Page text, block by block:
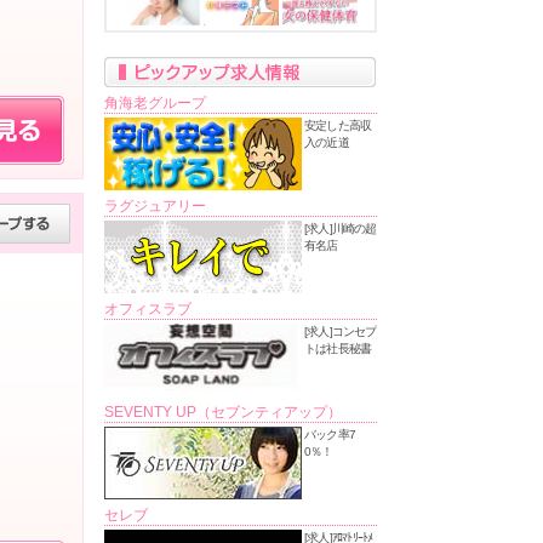
角海老グループ
安定した高収
入の近道
ラグジュアリー
[求人]川崎の超
有名店
オフィスラブ
[求人]コンセプ
トは社長秘書
SEVENTY UP（セブンティアップ）
バック率7
0％！
セレブ
[求人]ｱﾛﾏﾄﾘｰﾄﾒ